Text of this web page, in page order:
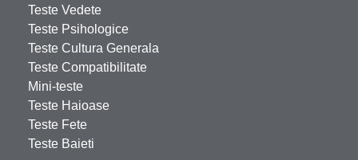
Teste Vedete
Teste Psihologice
Teste Cultura Generala
Teste Compatibilitate
Mini-teste
Teste Haioase
Teste Fete
Teste Baieti